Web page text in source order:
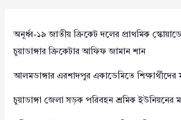
অনূর্ধ্ব-১৯ জাতীয় ক্রিকেট দলের প্রাথমিক
চুয়াডাঙ্গার ক্রিকেটার আফিফ জামান শান
আলমডাঙ্গার এরশাদপুর একাডেমিতে শিক্ষার্থীদের
চুয়াডাঙ্গা জেলা সড়ক পরিবহন শ্রমিক ইউনিয়নের